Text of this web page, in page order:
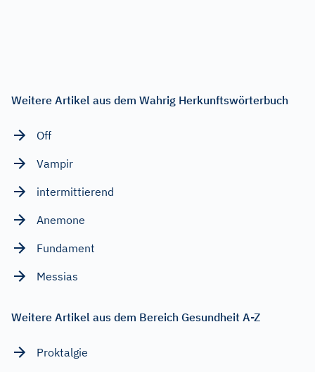
Weitere Artikel aus dem Wahrig Herkunftswörterbuch
Off
Vampir
intermittierend
Anemone
Fundament
Messias
Weitere Artikel aus dem Bereich Gesundheit A-Z
Proktalgie